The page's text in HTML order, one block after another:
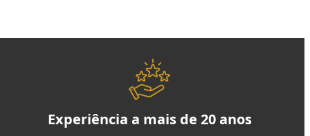
Experiência a mais de 20 anos